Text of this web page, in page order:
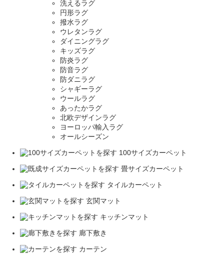
洗えるラグ
円形ラグ
撥水ラグ
ウレタンラグ
ダイニングラグ
キッズラグ
防炎ラグ
防音ラグ
防ダニラグ
シャギーラグ
ウールラグ
あったかラグ
北欧デザインラグ
ヨーロッパ輸入ラグ
オールシーズン
100サイズカーペット
畳サイズカーペット
タイルカーペット
玄関マット
キッチンマット
廊下敷き
カーテン